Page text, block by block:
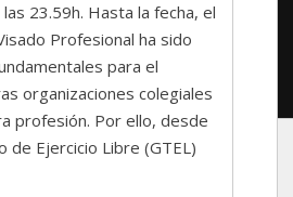
23.59h. Hasta la fecha, el
Profesional ha sido
para el
organizaciones colegiales
profesión. Por ello, desde
de Ejercicio Libre (GTEL)